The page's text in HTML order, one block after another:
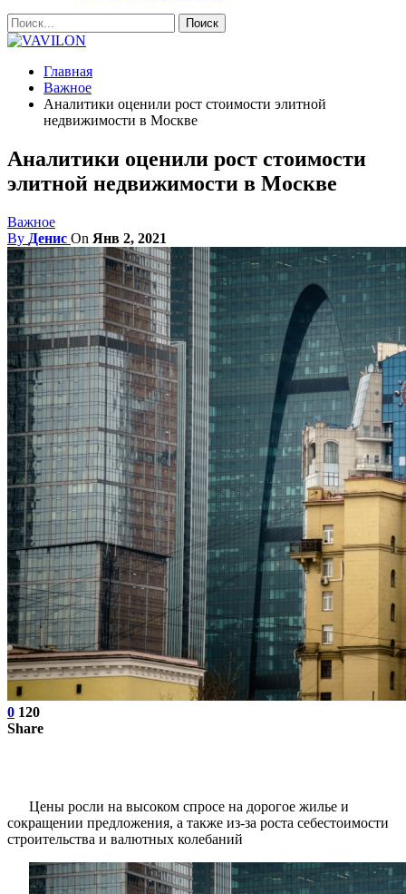
Главная
Важное
Аналитики оценили рост стоимости элитной
недвижимости в Москве
Аналитики оценили рост стоимости
элитной недвижимости в Москве
Важное
By Денис On Янв 2, 2021
0 120
Share
Цены росли на высоком спросе на дорогое жилье и
сокращении предложения, а также из-за роста себестоимости
строительства и валютных колебаний